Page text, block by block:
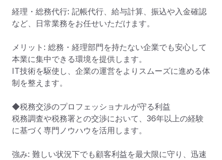
経理・総務代行: 記帳代行、給与計算、振込や入金確認
など、日常業務をお任せいただけます。
メリット: 総務・経理部門を持たない企業でも安心して
本業に集中できる環境を提供します。
IT技術を駆使し、企業の運営をよりスムーズに進める体
制を整えます。
◆税務交渉のプロフェッショナルが守る利益
税務調査や税務署との交渉において、36年以上の経験
に基づく専門ノウハウを活用します。
強み: 難しい状況下でも顧客利益を最大限に守り、迅速